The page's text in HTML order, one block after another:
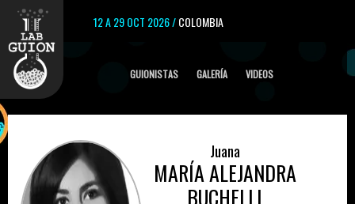
12 A 29 OCT 2026 /COLOMBIA
GUIONISTAS GALERÍA VIDEOS
Juana
MARÍA ALEJANDRA
BUCHELLI